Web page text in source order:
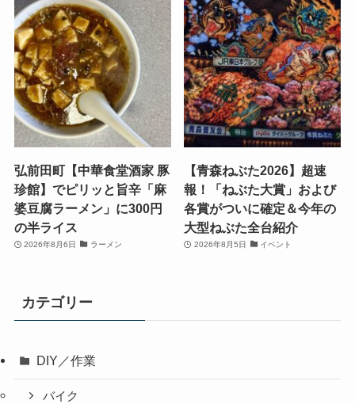
弘前田町【中華食堂酒家 豚
珍館】でピリッと旨辛「麻
婆豆腐ラーメン」に300円
の半ライス
2026年8月6日 ラーメン
【青森ねぶた2026】超速
報！「ねぶた大賞」および
各賞がついに確定＆今年の
大型ねぶた全台紹介
2026年8月5日 イベント
カテゴリー
DIY／作業
バイク